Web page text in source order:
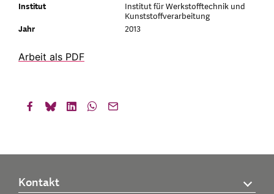
Institut
Institut für Werkstofftechnik und
Kunststoffverarbeitung
Jahr
2013
Arbeit als PDF
Kontakt